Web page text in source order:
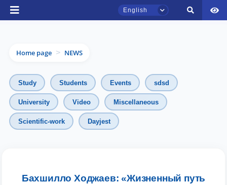
English
Home page > NEWS
Study Students Events sdsd
University Video Miscellaneous
Scientific-work Dayjest
Бахшилло Ходжаев: «Жизненный путь
TSUL Admissions Chat
admissions chat.